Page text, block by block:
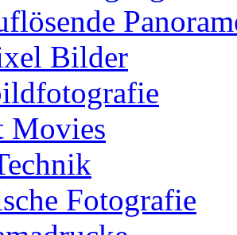
Bilder
Movies
Fotografie